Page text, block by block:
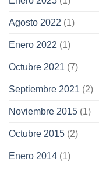
Agosto 2022 (1)
Enero 2022 (1)
Octubre 2021 (7)
Septiembre 2021 (2)
Noviembre 2015 (1)
Octubre 2015 (2)
Enero 2014 (1)